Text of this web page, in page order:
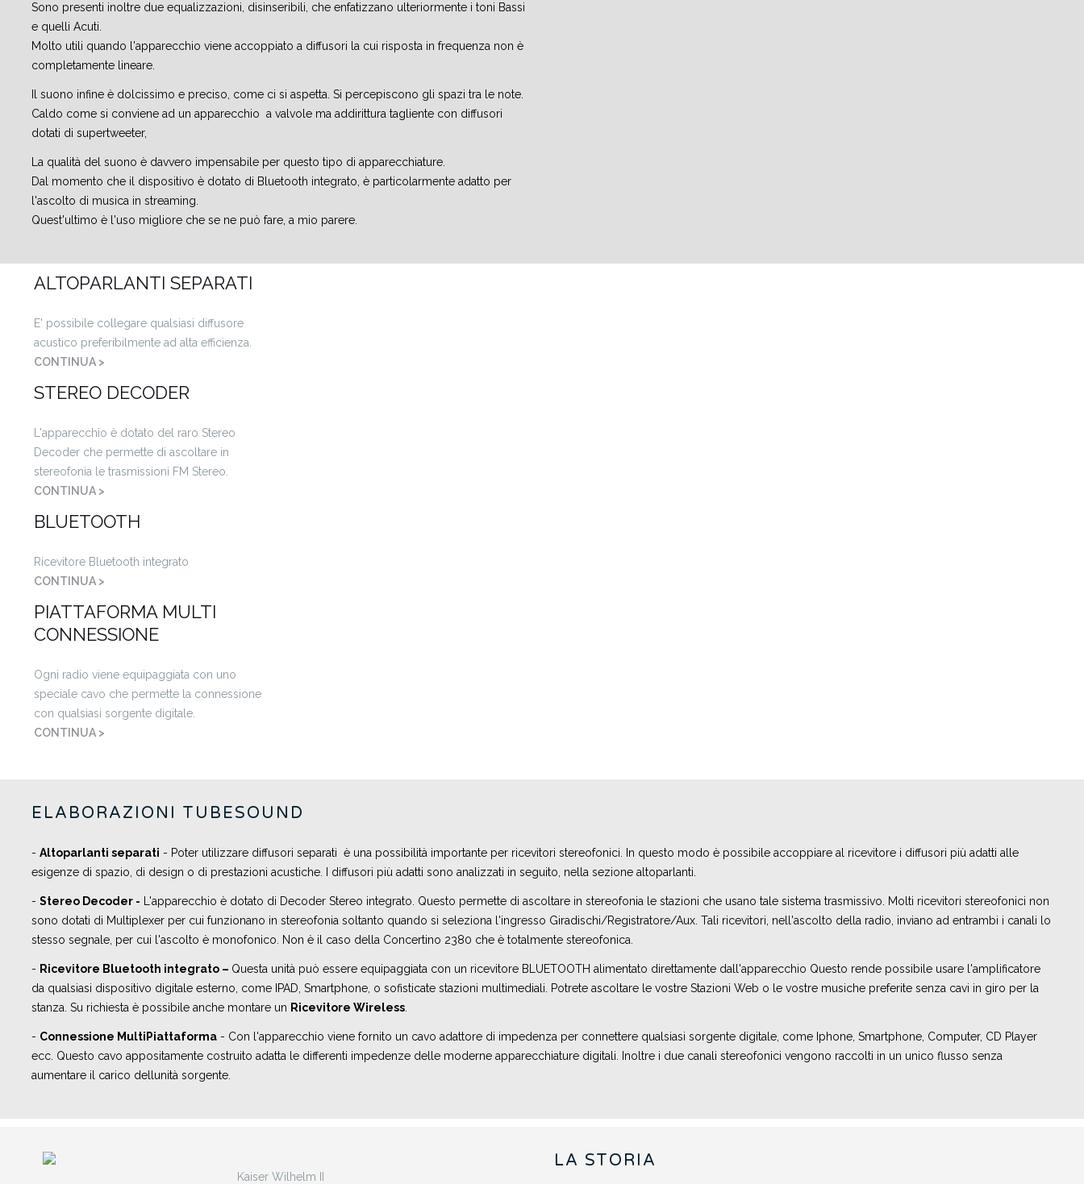
Sono presenti inoltre due equalizzazioni, disinseribili, che enfatizzano ulteriormente i toni Bassi
e quelli Acuti.
Molto utili quando l'apparecchio viene accoppiato a diffusori la cui risposta in frequenza non è
completamente lineare.
Il suono infine è dolcissimo e preciso, come ci si aspetta. Si percepiscono gli spazi tra le note.
Caldo come si conviene ad un apparecchio a valvole ma addirittura tagliente con diffusori
dotati di supertweeter,
La qualità del suono è davvero impensabile per questo tipo di apparecchiature.
Dal momento che il dispositivo è dotato di Bluetooth integrato, è particolarmente adatto per
l'ascolto di musica in streaming.
Quest'ultimo è l'uso migliore che se ne può fare, a mio parere.
ALTOPARLANTI SEPARATI
E' possibile collegare qualsiasi diffusore
acustico preferibilmente ad alta efficienza.
CONTINUA >
STEREO DECODER
L'apparecchio è dotato del raro Stereo
Decoder che permette di ascoltare in
stereofonia le trasmissioni FM Stereo.
CONTINUA >
BLUETOOTH
Ricevitore Bluetooth integrato
CONTINUA >
PIATTAFORMA MULTI
CONNESSIONE
Ogni radio viene equipaggiata con uno
speciale cavo che permette la connessione
con qualsiasi sorgente digitale.
CONTINUA >
ELABORAZIONI TUBESOUND
- Altoparlanti separati - Poter utilizzare diffusori separati è una possibilità importante per ricevitori stereofonici. In questo modo è possibile accoppiare al ricevitore i diffusori più adatti alle
esigenze di spazio, di design o di prestazioni acustiche. I diffusori più adatti sono analizzati in seguito, nella sezione altoparlanti.
- Stereo Decoder - L'apparecchio è dotato di Decoder Stereo integrato. Questo permette di ascoltare in stereofonia le stazioni che usano tale sistema trasmissivo. Molti ricevitori stereofonici non
sono dotati di Multiplexer per cui funzionano in stereofonia soltanto quando si seleziona l'ingresso Giradischi/Registratore/Aux. Tali ricevitori, nell'ascolto della radio, inviano ad entrambi i canali lo
stesso segnale, per cui l'ascolto è monofonico. Non è il caso della Concertino 2380 che è totalmente stereofonica.
- Ricevitore Bluetooth integrato – Questa unità può essere equipaggiata con un ricevitore BLUETOOTH alimentato direttamente dall'apparecchio Questo rende possibile usare l'amplificatore
da qualsiasi dispositivo digitale esterno, come IPAD, Smartphone, o sofisticate stazioni multimediali. Potrete ascoltare le vostre Stazioni Web o le vostre musiche preferite senza cavi in giro per la
stanza. Su richiesta è possibile anche montare un Ricevitore Wireless
- Connessione MultiPiattaforma - Con l'apparecchio viene fornito un cavo adattore di impedenza per connettere qualsiasi sorgente digitale, come Iphone, Smartphone, Computer, CD Player
ecc. Questo cavo appositamente costruito adatta le differenti impedenze delle moderne apparecchiature digitali. Inoltre i due canali stereofonici vengono raccolti in un unico flusso senza
aumentare il carico dellunità sorgente.
Kaiser Wilhelm II
LA STORIA